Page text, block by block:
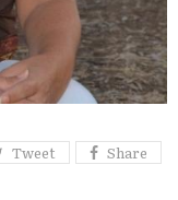
Tweet Share